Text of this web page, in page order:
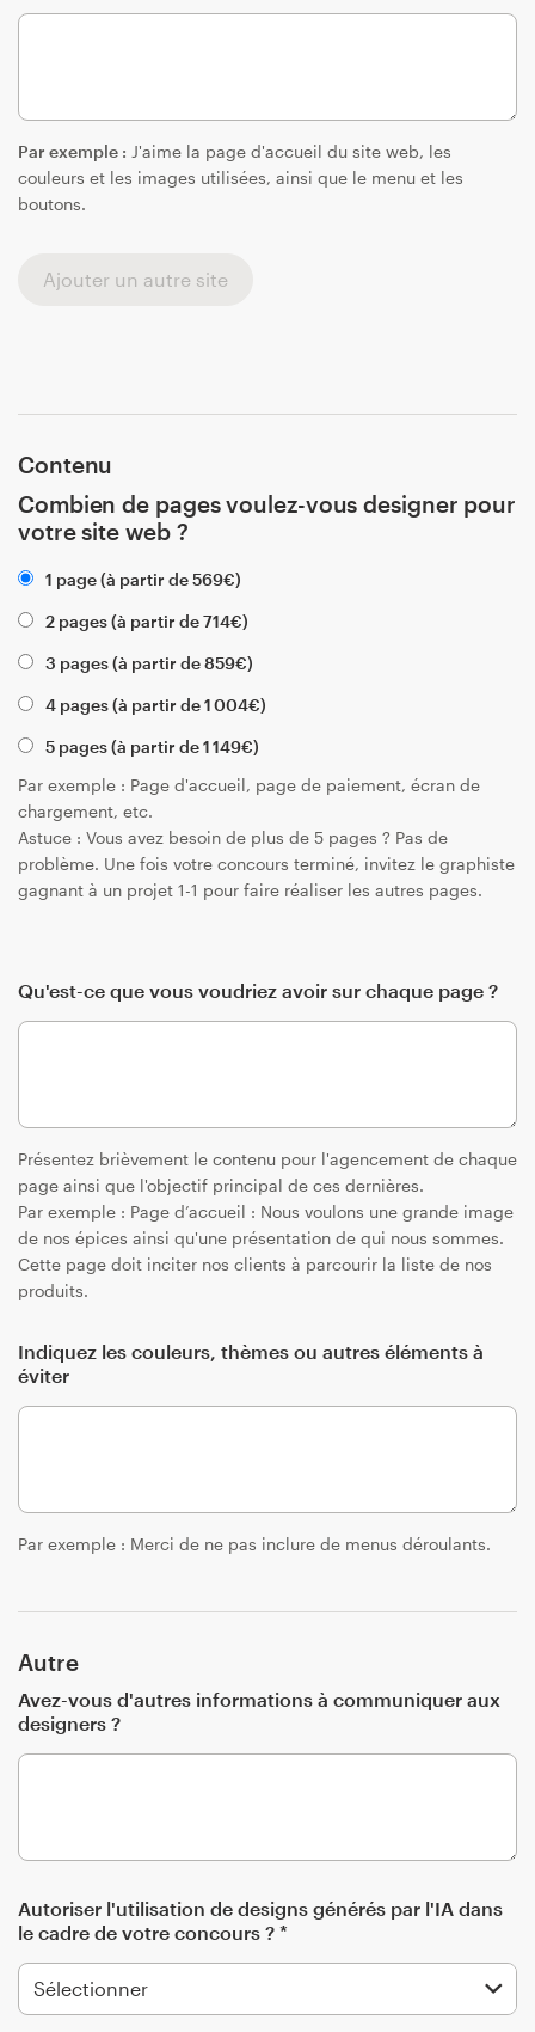
Par exemple : J'aime la page d'accueil du site web, les
couleurs et les images utilisées, ainsi que le menu et les
boutons.
Ajouter un autre site
Contenu
Combien de pages voulez-vous designer pour
votre site web ?
1 page (à partir de569€)
2 pages (à partir de714€)
3 pages (à partir de859€)
4 pages (à partir de1 004€)
5 pages (à partir de1 149€)
Par exemple : Page d'accueil, page de paiement, écran de
chargement, etc.
Astuce : Vous avez besoin de plus de 5 pages ? Pas de
problème. Une fois votre concours terminé, invitez le graphiste
gagnant à un projet 1-1 pour faire réaliser les autres pages.
Qu'est-ce que vous voudriez avoir sur chaque page ?
Présentez brièvement le contenu pour l'agencement de chaque
page ainsi que l'objectif principal de ces dernières.
Par exemple : Page d’accueil : Nous voulons une grande image
de nos épices ainsi qu'une présentation de qui nous sommes.
Cette page doit inciter nos clients à parcourir la liste de nos
produits.
Indiquez les couleurs, thèmes ou autres éléments à
éviter
Par exemple : Merci de ne pas inclure de menus déroulants.
Autre
Avez-vous d'autres informations à communiquer aux
designers ?
Autoriser l'utilisation de designs générés par l'IA dans
le cadre de votre concours ? *